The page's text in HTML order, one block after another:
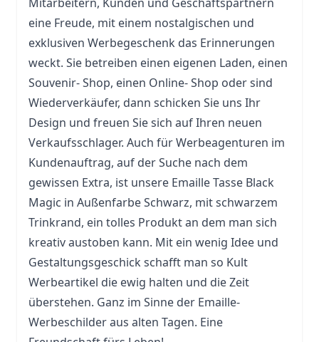
eine Freude, mit einem nostalgischen und
exklusiven Werbegeschenk das Erinnerungen
weckt. Sie betreiben einen eigenen Laden, einen
Souvenir- Shop, einen Online- Shop oder sind
Wiederverkäufer, dann schicken Sie uns Ihr
Design und freuen Sie sich auf Ihren neuen
Verkaufsschlager. Auch für Werbeagenturen im
Kundenauftrag, auf der Suche nach dem
gewissen Extra, ist unsere Emaille Tasse Black
Magic in Außenfarbe Schwarz, mit schwarzem
Trinkrand, ein tolles Produkt an dem man sich
kreativ austoben kann. Mit ein wenig Idee und
Gestaltungsgeschick schafft man so Kult
Werbeartikel die ewig halten und die Zeit
überstehen. Ganz im Sinne der Emaille-
Werbeschilder aus alten Tagen. Eine